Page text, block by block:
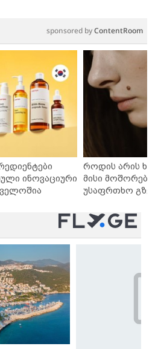
sponsored byContentRoom
ინოვაციური
როდის არის
მისი
უსაფრთხო